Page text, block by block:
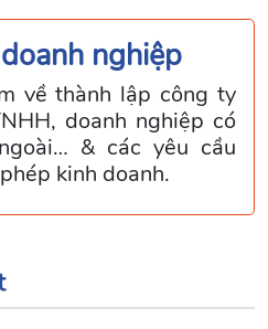
nghiệp
về thành lập công ty
doanh nghiệp có
& các yêu cầu
kinh doanh.